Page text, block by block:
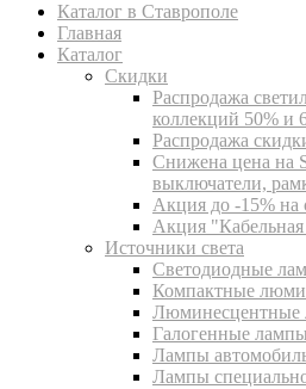
Каталог в Ставрополе
Главная
Каталог
Скидки
Распродажа
коллекций 50% и
Распродажа
Cнижена цена на
выключатели,
Акция до -15% на
Акция
Источники света
Светодиодные
Компактные
Люминесцентные
Галогенные
Лампы
Лампы